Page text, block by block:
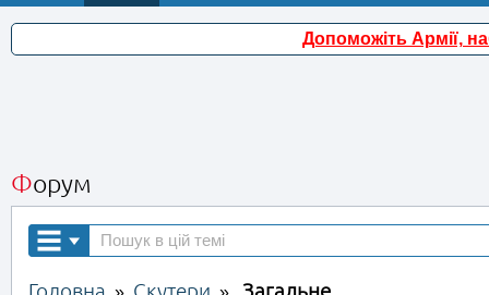
Допоможіть Армії,
Форум